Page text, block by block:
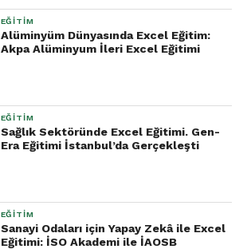
EĞITIM
Alüminyüm Dünyasında Excel Eğitim:
Akpa Alüminyum İleri Excel Eğitimi
EĞITIM
Sağlık Sektöründe Excel Eğitimi. Gen-
Era Eğitimi İstanbul’da Gerçekleşti
EĞITIM
Sanayi Odaları için Yapay Zekâ ile Excel
Eğitimi: İSO Akademi ile İAOSB